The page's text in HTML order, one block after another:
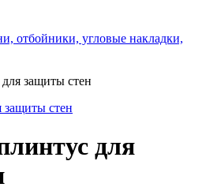
отбойники, угловые накладки,
защиты стен
для